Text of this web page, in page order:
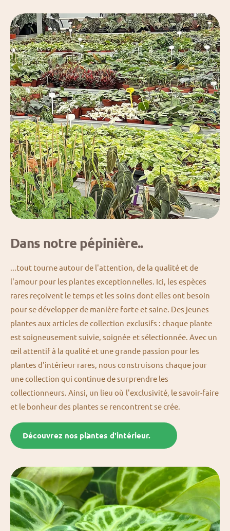
Dans notre pépinière..
...tout tourne autour de l'attention, de la qualité et de
l'amour pour les plantes exceptionnelles. Ici, les espèces
rares reçoivent le temps et les soins dont elles ont besoin
pour se développer de manière forte et saine. Des jeunes
plantes aux articles de collection exclusifs : chaque plante
est soigneusement suivie, soignée et sélectionnée. Avec un
œil attentif à la qualité et une grande passion pour les
plantes d'intérieur rares, nous construisons chaque jour
une collection qui continue de surprendre les
collectionneurs. Ainsi, un lieu où l'exclusivité, le savoir-faire
et le bonheur des plantes se rencontrent se crée.
Découvrez nos plantes d'intérieur.